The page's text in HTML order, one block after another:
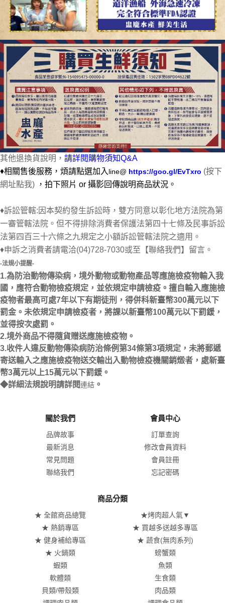
其他退換貨說明， 請詳閱購物須知Q&A
♦相關售後服務，煩請點選加入 line@ https://goo.gl/EvTxro (按下
網址點我) ， 拍下照片 or 攝影回傳說明商品狀況。
♦訴訟管轄:因本契約發生訴訟時，雙方同意以彰化地方法院為第
一審管轄法院。但不得排除消費者保護法第四十七條及民事訴訟
法第四百三十六條之九規定之小額訴訟管轄法院之適用。
♦申訴之消費者請電洽(04)728-7030或至【聯絡我們】留言。
-法規小提醒-
1.為防治動物傳染病，境外動物或動物產品等應施檢疫物輸入我
國，應符合動物檢疫規定，並依規定申請檢疫。擅自輸入應施檢
疫物者最高可處7年以下有期徒刑，得併科新臺幣300萬元以下
罰金。未依規定申請檢疫者，將課以新臺幣100萬元以下罰鍰，
並得按次處罰。
2.境外商品不得隨貨贈送應施檢疫物。
3.收件人違反動物傳染病防治條例第34條第3項規定，未將郵遞
寄送輸入之應施檢疫物送交輸出入動物檢疫機關銷燬者，處新臺
幣3萬元以上15萬元以下罰鍰。
◆詳細法規說明請詳閱連結 。
關於我們
品牌故事
最新消息
常見問題
聯絡我們
會員中心
訂單查詢
修改會員資料
會員註冊
忘記密碼
商品分類
★ 全館商品總覽
★烤肉超人氣▼
★ 熱銷專區
★ 買越多送越多專區
★ 健身補給專區
★ 蔬食(無肉系列)
★ 火鍋類
螃蟹類
蝦類
魚類
軟體類
生食類
貝類/帶殼類
肉品類